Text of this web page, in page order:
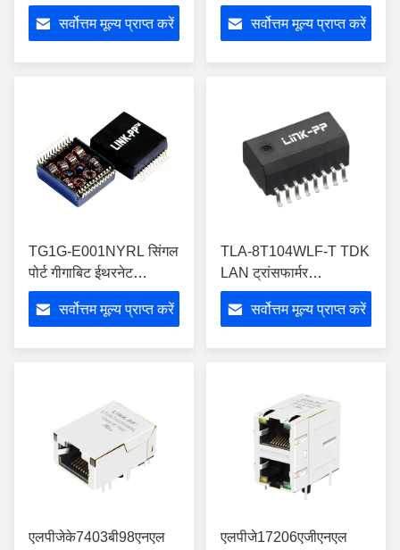
एसएमडी लैन मैग्नेटिक्स
सर्वोत्तम मूल्य प्राप्त करें
आइसोलेशन मॉड्यूल 350μH
1CT:1CTसर्वोत्तम मूल्य प्राप्त करें
TG1G-E001NYRL सिंगल
पोर्ट गीगाबिट ईथरनेट
ट्रांसफार्मर SMD माउंटिंग
सर्वोत्तम मूल्य प्राप्त करें
TLA-8T104WLF-T TDK
LAN ट्रांसफार्मर
10/100BASE-TX
ऑटोमोटिव SMD
सर्वोत्तम मूल्य प्राप्त करें
एलपीजेके7403बी98एनएल
एलपीजे17206एजीएनएल